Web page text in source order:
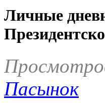
Личные
Пасынок